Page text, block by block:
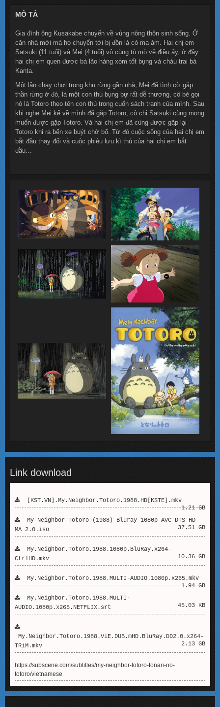
MÔ TẢ
Gia đình ông Kusakabe chuyển về vùng nông thôn sinh sống. Ở
căn nhà mới mà họ chuyển tới bị đồn là có ma ám. Hai chị em
Satsuki (11 tuổi) và Mei (4 tuổi) vô cùng tò mò về điều ấy, ở đây
hai chị em quen được bà lão hàng xóm tốt bụng và cháu trai bà
Kanta.
Một lần chạy chơi trong khu rừng gần nhà, Mei đã tình cờ gặp
thần rừng ở đó, là một con thú bụng bự rất dễ thương, cô bé gọi
nó là Totoro theo tên con thú trong cuốn sách tranh của mình. Sau
khi nghe Mei kể về mình đã gặp Totoro, cô chị Satsuki cũng mong
muốn được gặp Totoro. Và hai chị em đã cùng được gặp lại
Totoro khi ra bến xe buýt chờ bố. Từ đó cuộc sống của hai chị em
bắt đầu thay đổi và cuộc phiêu lưu kì thú của hai chị em bắt
đầu…
Link download
[KST.VN].My.Neighbor.Totoro.1988.HD[KSTE].mkv
1.21 GB
My Neighbor Totoro (1988) Bluray 1080p AVC DTS-HD
MA 2.0.iso
37.51 GB
My.Neighbor.Totoro.1988.1080p.BluRay.x264-
CtrlHD.mkv
10.36 GB
My.Neighbor.Totoro.1988.MULTI-AUDIO.1080p.x265.mkv
1.94 GB
My.Neighbor.Totoro.1988.MULTI-
AUDIO.1080p.x265.NETFLIX.srt
45.03 KB
My.Neighbor.Totoro.1988.ViE.DUB.mHD.BluRay.DD2.0.x264-
TRiM.mkv
2.13 GB
https://subscene.com/subtitles/my-neighbor-totoro-tonari-no-
totoro/vietnamese